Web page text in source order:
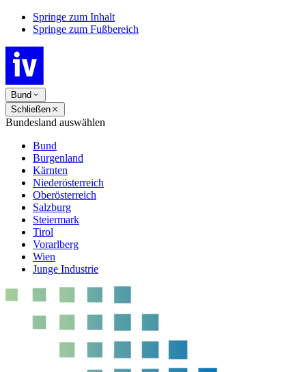
Springe zum Inhalt
Springe zum Fußbereich
Bund
Schließen
Bundesland auswählen
Bund
Burgenland
Kärnten
Niederösterreich
Oberösterreich
Salzburg
Steiermark
Tirol
Vorarlberg
Wien
Junge Industrie